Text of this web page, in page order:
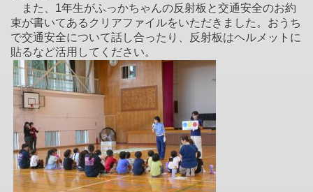
また、1年生がふっかちゃんの反射板と交通安全のお約
束が書いてあるクリアファイルをいただきました。おうち
で交通安全について話し合ったり、反射板はヘルメットに
貼るなど活用してください。